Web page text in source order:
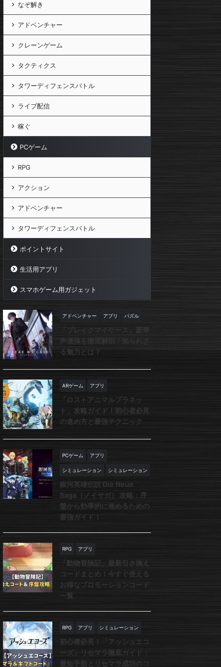
なぞ解き
アドベンチャー
クレーンゲーム
タクティクス
タワーディフェンスバトル
ライブ配信
稼ぐ
PCゲーム
RPG
アクション
アドベンチャー
タワーディフェンスバトル
ポイントサイト
生活用アプリ
スマホゲーム用ガジェット
アドベンチャー アプリ パズル
「ブレイクマイケース」豪華
声優陣を徹底解剖！知られざ
る魅力とは？
ARゲーム アプリ
「ロストアニマルプラネッ
ト」攻略ガイド！初心者必見
の進め方と最強テクニック
PCゲーム アプリ
シミュレーション シミュレーション
銀河英雄伝説 Die Neue
Saga（ノイサガ） 攻略：序
盤から効率的に進めるための
最強ガイド！
RPG アプリ
「動物冒険記」最新引き換え
コードまとめ！今すぐ使える
お得なプロモーションコード
一覧
RPG アプリ シミュレーション
初心者必見！「アッシュエコ
ーズ」リセマラ徹底ガイド：
最短手順とリセマラ成功のコ